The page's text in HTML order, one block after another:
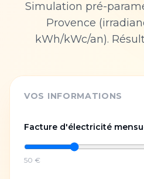
Simulation pré-
Provence
kWh/kWc/an).
VOS INFORMATIONS
Facture d'électricité
50 €